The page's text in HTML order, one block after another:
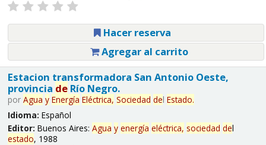
Hacer reserva
Agregar al carrito
Estacion transformadora San Antonio Oeste,
provincia deRío Negro.
por Agua y Energía Eléctrica, Sociedad del Estado.
Idioma: Español
Editor: Buenos Aires: Agua y energía eléctrica, sociedad del
estado, 1988